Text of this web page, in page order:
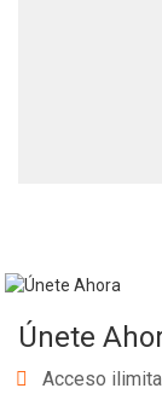
Únete
Acceso